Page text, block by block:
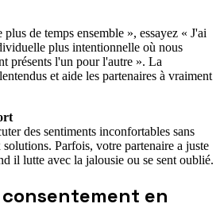
de temps ensemble », essayez « J'ai
plus intentionnelle où nous
présents l'un pour l'autre ». La
et aide les partenaires à vraiment
des sentiments inconfortables sans
Parfois, votre partenaire a juste
il lutte avec la jalousie ou se sent oublié.
en